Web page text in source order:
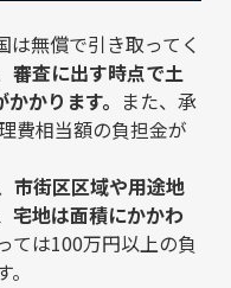
は無償で引き取ってく
審査に出す時点で土
かります。 また、承
費相当額の負担金が
市街区区域や用途地
宅地は面積にかかわ
ては100万円以上の負